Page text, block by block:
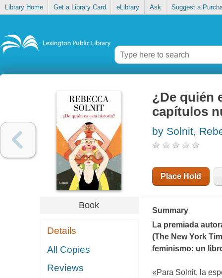
Library Home Get a Library Card eLibrary Ask Suggest a
Book
Details
All Copies
Reviews
¿De quién
capítulos
by Solnit,
Place Hold
Summary
La premiada
(The New York
feminismo: un
«Para Solnit, la